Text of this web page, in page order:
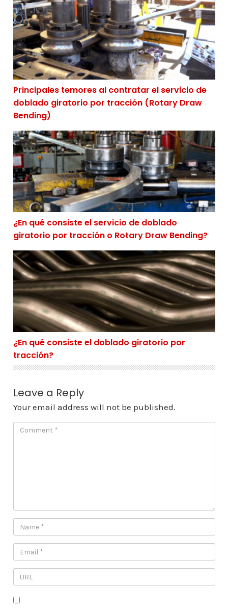
Principales temores al contratar el servicio de
Principales temores al contratar el servicio de
doblado giratorio por tracción (Rotary Draw
Bending)
¿En qué consiste el servicio de doblado giratorio por
¿En qué consiste el servicio de doblado
giratorio por tracción o Rotary Draw Bending?
¿En qué consiste el doblado giratorio por tracción?
¿En qué consiste el doblado giratorio por
tracción?
Leave a Reply
Your email address will not be published.